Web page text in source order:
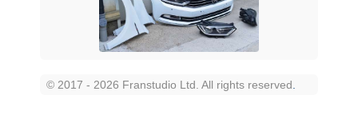
© 2017 - 2026 Franstudio Ltd. All rights reserved